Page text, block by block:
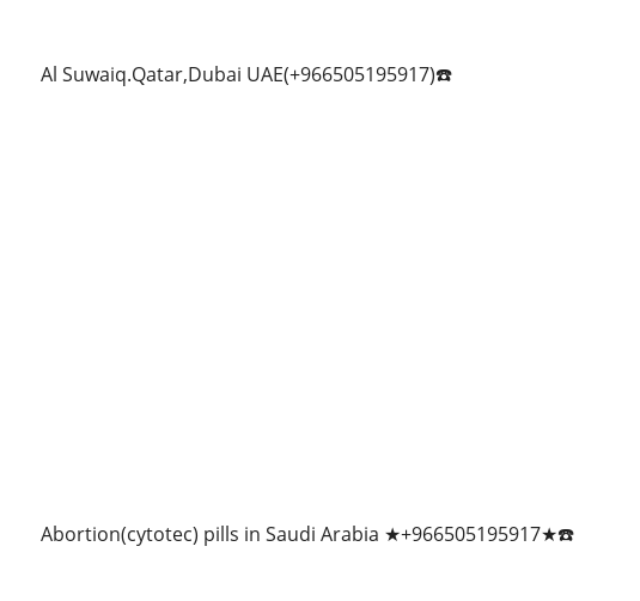
Al Suwaiq.Qatar,Dubai UAE(+966505195917)☎️
Abortion(cytotec) pills in Saudi Arabia ★+966505195917★☎️